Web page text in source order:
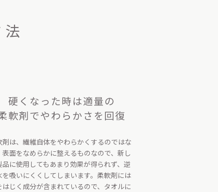
硬くなった時は適量の
軟剤でやわらかさを回復
剤は、繊維自体をやわらかくするのではな
表面をなめらかに整えるものなので、新し
品に使用してもあまり効果が得られず、逆
を吸いにくくしてしまいます。柔軟剤には
はじく成分が含まれているので、タオルに